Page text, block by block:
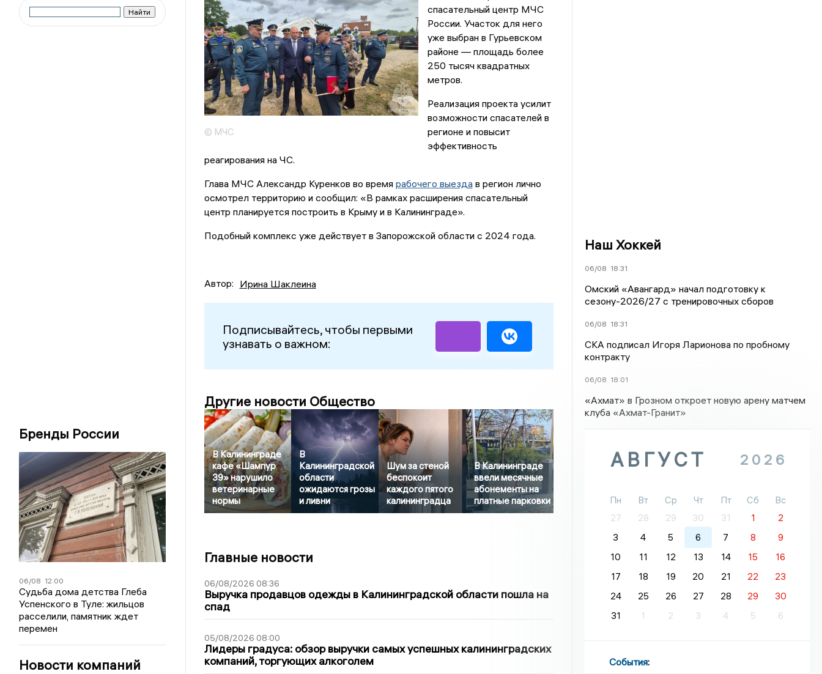
Бренды России
06/08 12:00
Судьба дома детства Глеба
Успенского в Туле: жильцов
расселили, памятник ждет
перемен
Новости компаний
© МЧС
спасательный центр МЧС
России. Участок для него
уже выбран в Гурьевском
районе — площадь более
250 тысяч квадратных
метров.
Реализация проекта усилит
возможности спасателей в
регионе и повысит
эффективность
реагирования на ЧС.
Глава МЧС Александр Куренков во время рабочего выездав регион лично
осмотрел территорию и сообщил: «В рамках расширения спасательный
центр планируется построить в Крыму и в Калининграде».
Подобный комплекс уже действует в Запорожской области с 2024 года.
Автор: Ирина Шаклеина
Подписывайтесь, чтобы первыми
узнавать о важном:
Другие новости Общество
В Калининграде
кафе «Шампур
39» нарушило
ветеринарные
нормы
В
Калининградской
области
ожидаются грозы
и ливни
Шум за стеной
беспокоит
каждого пятого
калининградца
В Калининграде
ввели месячные
абонементы на
платные парковки
Главные новости
06/08/2026 08:36
Выручка продавцов одежды в Калининградской области пошла на
спад
05/08/2026 08:00
Лидеры градуса: обзор выручки самых успешных калининградских
компаний, торгующих алкоголем
Наш Хоккей
06/08 18:31
Омский «Авангард» начал подготовку к
сезону-2026/27 с тренировочных сборов
06/08 18:31
СКА подписал Игоря Ларионова по пробному
контракту
06/08 18:01
«Ахмат» в Грозном откроет новую арену матчем
клуба «Ахмат-Гранит»
АВГУСТ 2026
Пн Вт Ср Чт Пт Сб
Вс
27
28 29 30 31 1
2
3
4 5 6 7 8
9
10
11 12 13 14 15
16
17
18 19 20 21 22
23
24
25 26 27 28 29
30
31
1 2 3 4 5 6
События: